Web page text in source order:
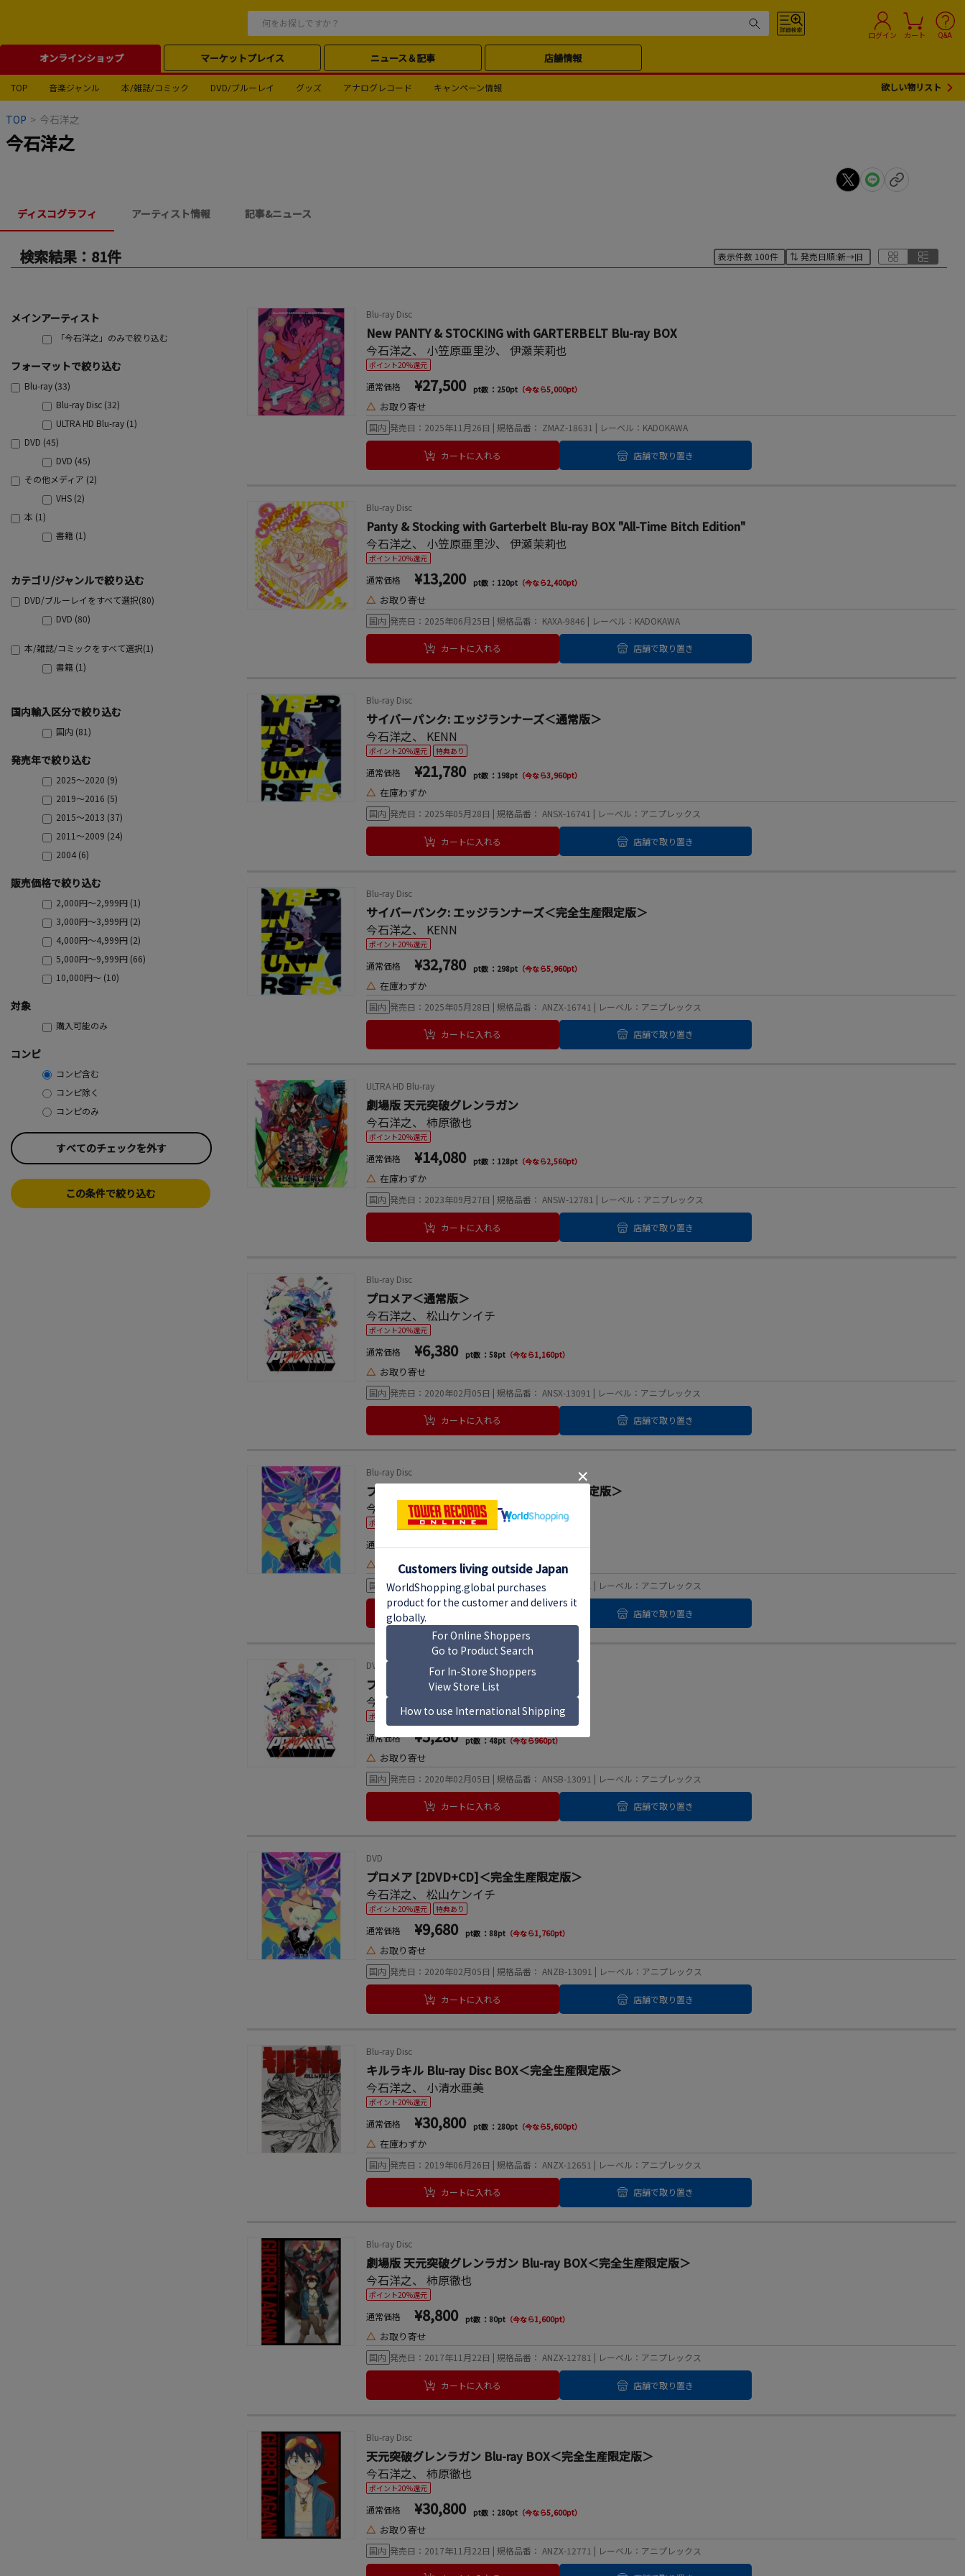
ログイン カート Q&A
オンラインショップ マーケットプレイス ニュース＆記事 店舗情報
TOP 音楽ジャンル 本/雑誌/コミック DVD/ブルーレイ グッズ アナログレコード キャンペーン情報 欲しい物リスト
TOP > 今石洋之
今石洋之
ディスコグラフィ アーティスト情報 記事&ニュース
検索結果：81件
メインアーティスト
「今石洋之」のみで絞り込む
フォーマットで絞り込む
Blu-ray (33)
Blu-ray Disc (32)
ULTRA HD Blu-ray (1)
DVD (45)
DVD (45)
その他メディア (2)
VHS (2)
本 (1)
書籍 (1)
カテゴリ/ジャンルで絞り込む
DVD/ブルーレイをすべて選択(80)
DVD (80)
本/雑誌/コミックをすべて選択(1)
書籍 (1)
国内輸入区分で絞り込む
国内 (81)
発売年で絞り込む
2025～2020 (9)
2019～2016 (5)
2015～2013 (37)
2011～2009 (24)
2004 (6)
販売価格で絞り込む
2,000円～2,999円 (1)
3,000円～3,999円 (2)
4,000円～4,999円 (2)
5,000円～9,999円 (66)
10,000円～ (10)
対象
購入可能のみ
コンピ
コンピ含む
コンピ除く
コンピのみ
すべてのチェックを外す
この条件で絞り込む
Blu-ray Disc
New PANTY & STOCKING with GARTERBELT Blu-ray BOX
今石洋之、 小笠原亜里沙、伊瀬茉莉也
ポイント20%還元
通常価格 ¥27,500 pt数 ：250pt （今なら5,000pt）
△ お取り寄せ
国内 発売日：2025年11月26日 | 規格品番： ZMAZ-18631 | レーベル：KADOKAWA
カートに入れる 店舗で取り置き
Blu-ray Disc
Panty & Stocking with Garterbelt Blu-ray BOX "All-Time Bitch Edition"
今石洋之、 小笠原亜里沙、伊瀬茉莉也
ポイント20%還元
通常価格 ¥13,200 pt数 ：120pt （今なら2,400pt）
△ お取り寄せ
国内 発売日：2025年06月25日 | 規格品番： KAXA-9846 | レーベル：KADOKAWA
カートに入れる 店舗で取り置き
Blu-ray Disc
サイバーパンク: エッジランナーズ＜通常版＞
今石洋之、 KENN
ポイント20%還元 特典あり
通常価格 ¥21,780 pt数 ：198pt （今なら3,960pt）
△ 在庫わずか
国内 発売日：2025年05月28日 | 規格品番： ANSX-16741 | レーベル：アニプレックス
カートに入れる 店舗で取り置き
Blu-ray Disc
サイバーパンク: エッジランナーズ＜完全生産限定版＞
今石洋之、 KENN
ポイント20%還元
通常価格 ¥32,780 pt数 ：298pt （今なら5,960pt）
△ 在庫わずか
国内 発売日：2025年05月28日 | 規格品番： ANZX-16741 | レーベル：アニプレックス
カートに入れる 店舗で取り置き
ULTRA HD Blu-ray
劇場版 天元突破グレンラガン
今石洋之、柿原徹也
ポイント20%還元
通常価格 ¥14,080 pt数 ：128pt （今なら2,560pt）
△ 在庫わずか
国内 発売日：2023年09月27日 | 規格品番： ANSW-12781 | レーベル：アニプレックス
カートに入れる 店舗で取り置き
Blu-ray Disc
プロメア＜通常版＞
今石洋之、松山ケンイチ
ポイント20%還元
通常価格 ¥6,380 pt数 ：58pt （今なら1,160pt）
△ お取り寄せ
国内 発売日：2020年02月05日 | 規格品番： ANSX-13091 | レーベル：アニプレックス
カートに入れる 店舗で取り置き
Blu-ray Disc
プロメア [2Blu-ray Disc+CD]＜完全生産限定版＞
今石洋之、松山ケンイチ
ポイント20%還元 特典あり
通常価格 ¥10,780 pt数 ：98pt（今なら1,960pt）
△ お取り寄せ
国内 発売日：2020年02月05日 | 規格品番： ANZX-13091 | レーベル：アニプレックス
店舗で取り置き
DVD
プロメア＜通常版＞
今石洋之
ポイント20%還元
通常価格 ¥5,280 pt数 ：48pt（今なら960pt）
△ お取り寄せ
国内 発売日：2020年02月05日 | 規格品番： ANSB-13091 | レーベル：アニプレックス
カートに入れる 店舗で取り置き
DVD
プロメア [2DVD+CD]＜完全生産限定版＞
今石洋之、松山ケンイチ
ポイント20%還元 特典あり
通常価格 ¥9,680 pt数 ：88pt （今なら1,760pt）
△ お取り寄せ
国内 発売日：2020年02月05日 | 規格品番： ANZB-13091 | レーベル：アニプレックス
カートに入れる 店舗で取り置き
Blu-ray Disc
キルラキル Blu-ray Disc BOX＜完全生産限定版＞
今石洋之、 小清水亜美
ポイント20%還元
通常価格 ¥30,800 pt数 ：280pt （今なら5,600pt）
△ 在庫わずか
国内 発売日：2019年06月26日 | 規格品番： ANZX-12651 | レーベル：アニプレックス
カートに入れる 店舗で取り置き
Blu-ray Disc
劇場版 天元突破グレンラガン Blu-ray BOX＜完全生産限定版＞
今石洋之、柿原徹也
ポイント20%還元
通常価格 ¥8,800 pt数 ：80pt （今なら1,600pt）
△ お取り寄せ
国内 発売日：2017年11月22日 | 規格品番： ANZX-12781 | レーベル：アニプレックス
カートに入れる 店舗で取り置き
Blu-ray Disc
天元突破グレンラガン Blu-ray BOX＜完全生産限定版＞
今石洋之、柿原徹也
ポイント20%還元
通常価格 ¥30,800 pt数 ：280pt （今なら5,600pt）
△ お取り寄せ
国内 発売日：2017年11月22日 | 規格品番： ANZX-12771 | レーベル：アニプレックス